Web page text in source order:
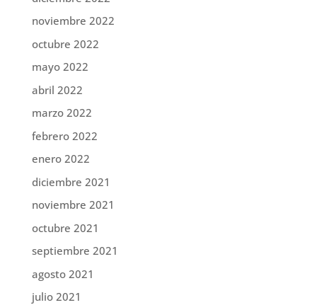
noviembre 2022
octubre 2022
mayo 2022
abril 2022
marzo 2022
febrero 2022
enero 2022
diciembre 2021
noviembre 2021
octubre 2021
septiembre 2021
agosto 2021
julio 2021